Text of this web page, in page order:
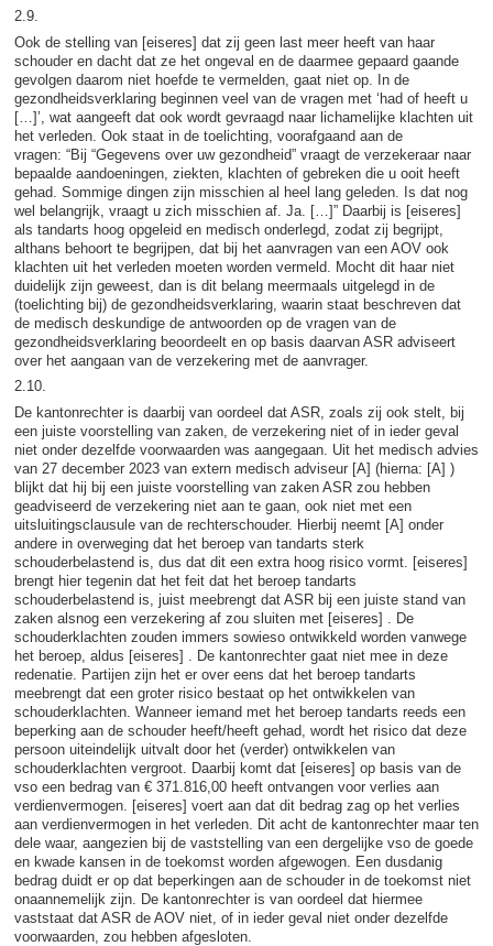
2.9.
Ook de stelling van [eiseres] dat zij geen last meer heeft van haar
schouder en dacht dat ze het ongeval en de daarmee gepaard gaande
gevolgen daarom niet hoefde te vermelden, gaat niet op. In de
gezondheidsverklaring beginnen veel van de vragen met ‘had of heeft u
[…]’, wat aangeeft dat ook wordt gevraagd naar lichamelijke klachten uit
het verleden. Ook staat in de toelichting, voorafgaand aan de
vragen: “Bij “Gegevens over uw gezondheid” vraagt de verzekeraar naar
bepaalde aandoeningen, ziekten, klachten of gebreken die u ooit heeft
gehad. Sommige dingen zijn misschien al heel lang geleden. Is dat nog
wel belangrijk, vraagt u zich misschien af. Ja. […]” Daarbij is [eiseres]
als tandarts hoog opgeleid en medisch onderlegd, zodat zij begrijpt,
althans behoort te begrijpen, dat bij het aanvragen van een AOV ook
klachten uit het verleden moeten worden vermeld. Mocht dit haar niet
duidelijk zijn geweest, dan is dit belang meermaals uitgelegd in de
(toelichting bij) de gezondheidsverklaring, waarin staat beschreven dat
de medisch deskundige de antwoorden op de vragen van de
gezondheidsverklaring beoordeelt en op basis daarvan ASR adviseert
over het aangaan van de verzekering met de aanvrager.
2.10.
De kantonrechter is daarbij van oordeel dat ASR, zoals zij ook stelt, bij
een juiste voorstelling van zaken, de verzekering niet of in ieder geval
niet onder dezelfde voorwaarden was aangegaan. Uit het medisch advies
van 27 december 2023 van extern medisch adviseur [A] (hierna: [A] )
blijkt dat hij bij een juiste voorstelling van zaken ASR zou hebben
geadviseerd de verzekering niet aan te gaan, ook niet met een
uitsluitingsclausule van de rechterschouder. Hierbij neemt [A] onder
andere in overweging dat het beroep van tandarts sterk
schouderbelastend is, dus dat dit een extra hoog risico vormt. [eiseres]
brengt hier tegenin dat het feit dat het beroep tandarts
schouderbelastend is, juist meebrengt dat ASR bij een juiste stand van
zaken alsnog een verzekering af zou sluiten met [eiseres] . De
schouderklachten zouden immers sowieso ontwikkeld worden vanwege
het beroep, aldus [eiseres] . De kantonrechter gaat niet mee in deze
redenatie. Partijen zijn het er over eens dat het beroep tandarts
meebrengt dat een groter risico bestaat op het ontwikkelen van
schouderklachten. Wanneer iemand met het beroep tandarts reeds een
beperking aan de schouder heeft/heeft gehad, wordt het risico dat deze
persoon uiteindelijk uitvalt door het (verder) ontwikkelen van
schouderklachten vergroot. Daarbij komt dat [eiseres] op basis van de
vso een bedrag van € 371.816,00 heeft ontvangen voor verlies aan
verdienvermogen. [eiseres] voert aan dat dit bedrag zag op het verlies
aan verdienvermogen in het verleden. Dit acht de kantonrechter maar ten
dele waar, aangezien bij de vaststelling van een dergelijke vso de goede
en kwade kansen in de toekomst worden afgewogen. Een dusdanig
bedrag duidt er op dat beperkingen aan de schouder in de toekomst niet
onaannemelijk zijn. De kantonrechter is van oordeel dat hiermee
vaststaat dat ASR de AOV niet, of in ieder geval niet onder dezelfde
voorwaarden, zou hebben afgesloten.